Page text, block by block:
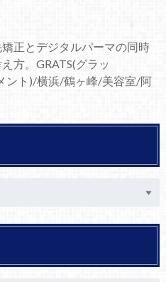
正とデジタルパーマの同時
方。GRATS(グラッ
ント)/横浜/鶴ヶ峰/美容室/阿